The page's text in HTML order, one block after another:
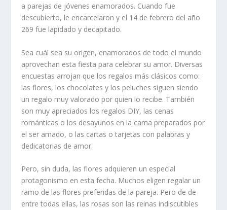
a parejas de jóvenes enamorados. Cuando fue
descubierto, le encarcelaron y el 14 de febrero del año
269 fue lapidado y decapitado.
Sea cuál sea su origen, enamorados de todo el mundo
aprovechan esta fiesta para celebrar su amor. Diversas
encuestas arrojan que los regalos más clásicos como:
las flores, los chocolates y los peluches siguen siendo
un regalo muy valorado por quien lo recibe. También
son muy apreciados los regalos DIY, las cenas
románticas o los desayunos en la cama preparados por
el ser amado, o las cartas o tarjetas con palabras y
dedicatorias de amor.
Pero, sin duda, las flores adquieren un especial
protagonismo en esta fecha. Muchos eligen regalar un
ramo de las flores preferidas de la pareja. Pero de de
entre todas ellas, las rosas son las reinas indiscutibles